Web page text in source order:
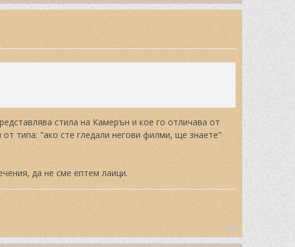
T
o
p
стила на Камерън и кое го отличава от
типа: "ако сте гледали негови филми, ще знаете"
да не сме ептем лаици.
T